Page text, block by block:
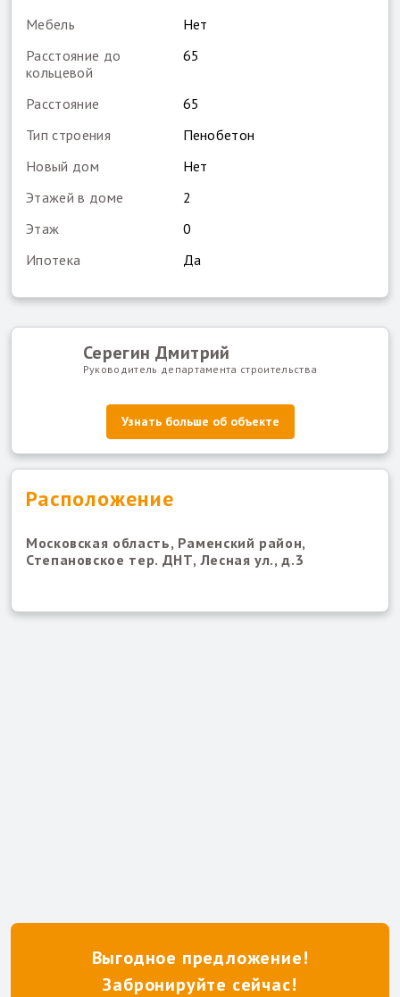
Мебель
Нет
Расстояние до
кольцевой
65
Расстояние
65
Тип строения
Пенобетон
Новый дом
Нет
Этажей в доме
2
Этаж
0
Ипотека
Да
Серегин Дмитрий
Руководитель департамента строительства
Узнать больше об объекте
Расположение
Московская область, Раменский район,
Степановское тер. ДНТ, Лесная ул., д.3
Выгодное предложение!
Забронируйте сейчас!